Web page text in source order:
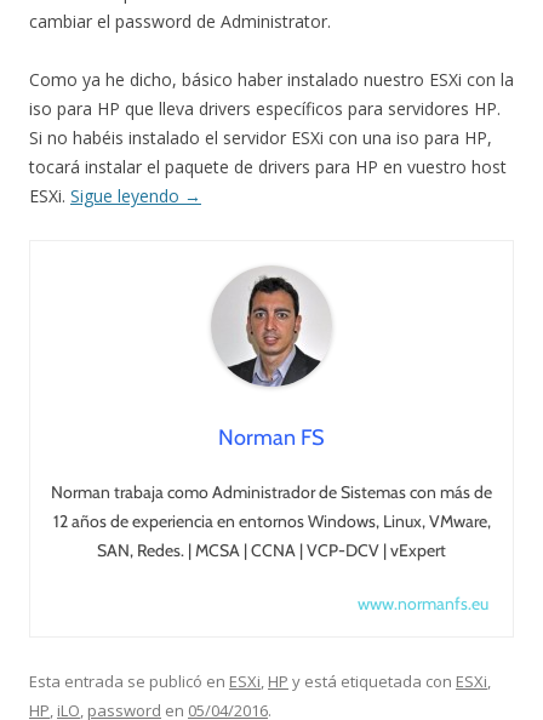
cambiar el password de Administrator.
Como ya he dicho, básico haber instalado nuestro ESXi con la
iso para HP que lleva drivers específicos para servidores HP.
Si no habéis instalado el servidor ESXi con una iso para HP,
tocará instalar el paquete de drivers para HP en vuestro host
ESXi. Sigue leyendo →
Norman FS
Norman trabaja como Administrador de Sistemas con más de
12 años de experiencia en entornos Windows, Linux, VMware,
SAN, Redes. | MCSA | CCNA | VCP-DCV | vExpert
www.normanfs.eu
Esta entrada se publicó en ESXi, HP y está etiquetada con ESXi,
HP, iLO, password en 05/04/2016.